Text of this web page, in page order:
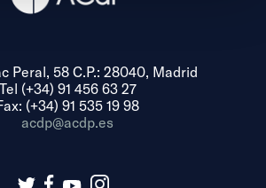
Peral, 58 C.P.: 28040, Madrid
Tel (+34) 91 456 63 27
(+34) 91 535 19 98
acdp@acdp.es